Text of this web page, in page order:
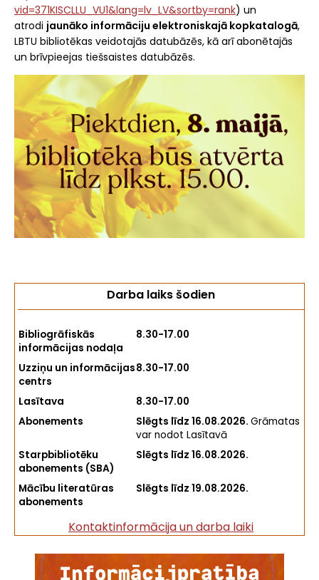
vid=371KISCLLU_VU1&lang=lv_LV&sortby=rank) un
atrodi jaunāko informāciju elektroniskajā kopkatalogā,
LBTU bibliotēkas veidotajās datubāzēs, kā arī abonētajās
un brīvpieejas tiešsaistes datubāzēs.
Darba laiks šodien
Bibliogrāfiskās
informācijas nodaļa
8.30-17.00
Uzziņu un informācijas
centrs
8.30-17.00
Lasītava
8.30-17.00
Abonements
Slēgts līdz 16.08.2026.Grāmatas
var nodot Lasītavā
Starpbibliotēku
abonements (SBA)
Slēgts līdz 16.08.2026.
Mācību literatūras
abonements
Slēgts līdz 19.08.2026.
Kontaktinformācija un darba laiki